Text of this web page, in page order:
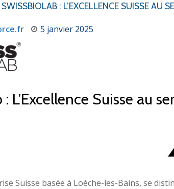
: L’EXCELLENCE SUISSE AU
5 janvier 2025
: L’Excellence Suisse au
Suisse basée à Loèche-les-Bains, se